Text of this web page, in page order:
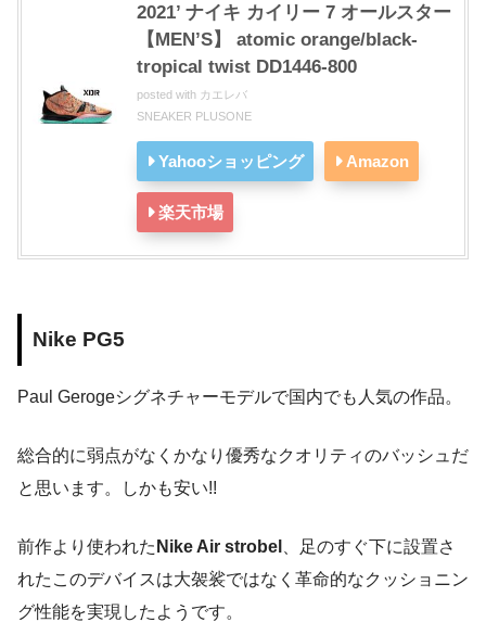
2021’ ナイキ カイリー 7 オールスター
【MEN’S】 atomic orange/black-
tropical twist DD1446-800
posted with カエレバ
SNEAKER PLUSONE
Yahooショッピング Amazon
楽天市場
Nike PG5
Paul Gerogeシグネチャーモデルで国内でも人気の作品。
総合的に弱点がなくかなり優秀なクオリティのバッシュだ
と思います。しかも安い!!
前作より使われた Nike Air strobel
、足のすぐ下に設置さ
れたこのデバイスは大袈裟ではなく革命的なクッショニン
グ性能を実現したようです。